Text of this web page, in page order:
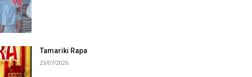
Tamariki Rapa
23/07/2026